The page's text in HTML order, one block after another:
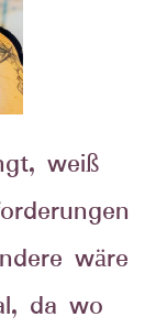
weiß
wäre
da wo